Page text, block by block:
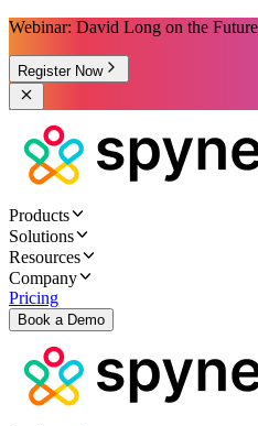
Webinar: David Long on the
Register Now
Products
Solutions
Resources
Company
Pricing
Book a Demo